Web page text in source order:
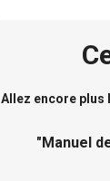
Allez encore plus
"Manuel